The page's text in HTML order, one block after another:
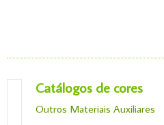
Catálogos de cores
Outros Materiais Auxiliares